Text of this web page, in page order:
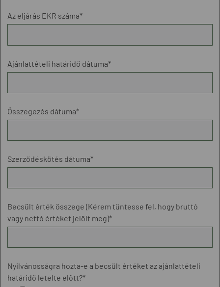
Az eljárás EKR száma*
Ajánlattételi határidő dátuma*
Összegezés dátuma*
Szerződéskötés dátuma*
Becsült érték összege (Kérem tüntesse fel, hogy bruttó
vagy nettó értéket jelölt meg)*
Nyilvánosságra hozta-e a becsült értéket az ajánlattételi
határidő letelte előtt?*